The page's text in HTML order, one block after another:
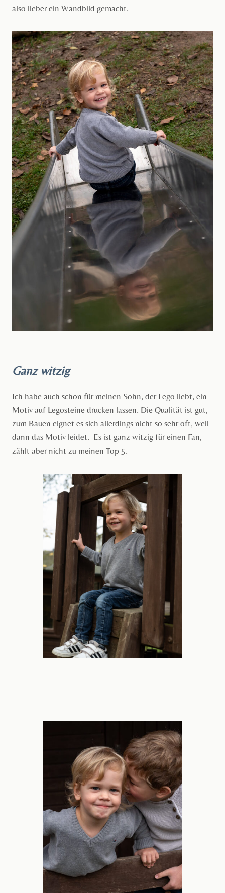
also lieber ein Wandbild gemacht.
Ganz witzig
Ich habe auch schon für meinen Sohn, der Lego liebt, ein
Motiv auf Legosteine drucken lassen. Die Qualität ist gut,
zum Bauen eignet es sich allerdings nicht so sehr oft, weil
dann das Motiv leidet. Es ist ganz witzig für einen Fan,
zählt aber nicht zu meinen Top 5.